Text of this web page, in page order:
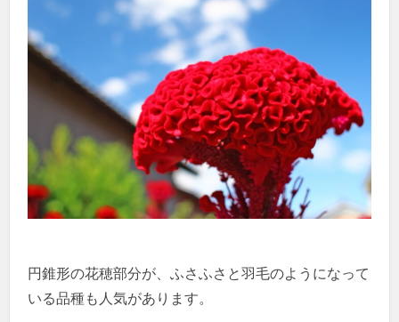
円錐形の花穂部分が、ふさふさと羽毛のようになって
いる品種も人気があります。